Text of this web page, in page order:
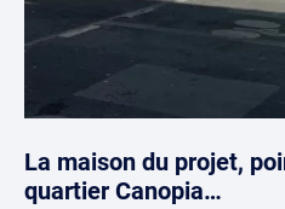
La maison du projet,
quartier Canopia…